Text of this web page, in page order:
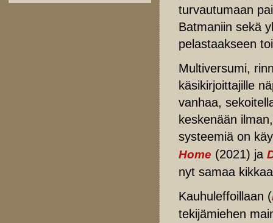
turvautumaan
Batmaniin sekä
pelastaakseen
Multiversumi,
käsikirjoittajille
vanhaa,
keskenään
systeemiä on
Home (2021) ja
nyt samaa
Kauhuleffoillaan (
tekijämiehen